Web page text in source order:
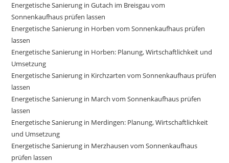
Energetische Sanierung in Gutach im Breisgau vom
Sonnenkaufhaus prüfen lassen
Energetische Sanierung in Horben vom Sonnenkaufhaus prüfen
lassen
Energetische Sanierung in Horben: Planung, Wirtschaftlichkeit und
Umsetzung
Energetische Sanierung in Kirchzarten vom Sonnenkaufhaus prüfen
lassen
Energetische Sanierung in March vom Sonnenkaufhaus prüfen
lassen
Energetische Sanierung in Merdingen: Planung, Wirtschaftlichkeit
und Umsetzung
Energetische Sanierung in Merzhausen vom Sonnenkaufhaus
prüfen lassen